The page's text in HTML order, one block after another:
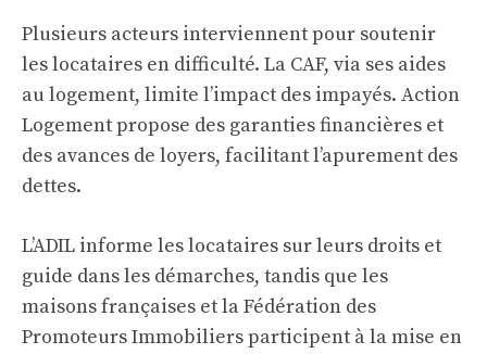
Plusieurs acteurs interviennent pour soutenir
les locataires en difficulté. La CAF, via ses aides
au logement, limite l’impact des impayés. Action
Logement propose des garanties financières et
des avances de loyers, facilitant l’apurement des
dettes.
L’ADIL informe les locataires sur leurs droits et
guide dans les démarches, tandis que les
maisons françaises et la Fédération des
Promoteurs Immobiliers participent à la mise en